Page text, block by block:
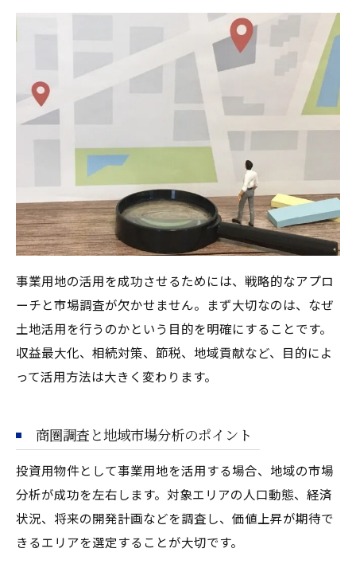
事業用地の活用を成功させるためには、戦略的なアプロ
ーチと市場調査が欠かせません。まず大切なのは、なぜ
土地活用を行うのかという目的を明確にすることです。
収益最大化、相続対策、節税、地域貢献など、目的によ
って活用方法は大きく変わります。
商圏調査と地域市場分析のポイント
投資用物件として事業用地を活用する場合、地域の市場
分析が成功を左右します。対象エリアの人口動態、経済
状況、将来の開発計画などを調査し、価値上昇が期待で
きるエリアを選定することが大切です。